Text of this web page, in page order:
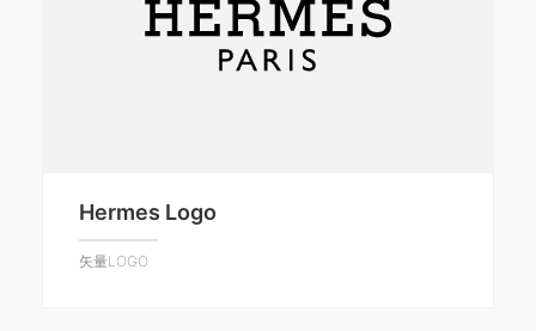
Hermes Logo
矢量LOGO